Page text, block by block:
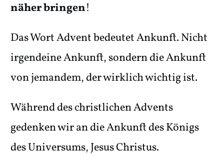
näher bringen!
Das Wort Advent bedeutet Ankunft. Nicht
irgendeine Ankunft, sondern die Ankunft
von jemandem, der wirklich wichtig ist.
Während des christlichen Advents
gedenken wir an die Ankunft des Königs
des Universums, Jesus Christus.